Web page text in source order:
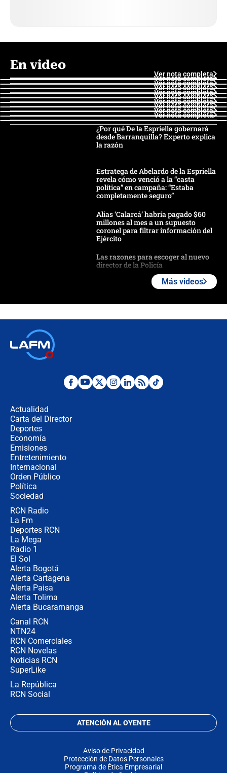
En video
Ver nota completa
Ver nota completa
Ver nota completa
Ver nota completa
Ver nota completa
Ver nota completa
Ver nota completa
Ver nota completa
Ver nota completa
Ver nota completa
¿Por qué De la Espriella gobernará
desde Barranquilla? Experto explica
la razón
Estratega de Abelardo de la Espriella
revela cómo venció a la “casta
política” en campaña: “Estaba
completamente seguro”
Alias ‘Calarcá’ habría pagado $60
millones al mes a un supuesto
coronel para filtrar información del
Ejército
Las razones para escoger al nuevo
director de la Policía
"No hubo fraude ni posibilidad de
Más videos
Actualidad
Carta del Director
Deportes
Economía
Emisiones
Entretenimiento
Internacional
Orden Público
Política
Sociedad
RCN Radio
La Fm
Deportes RCN
La Mega
Radio 1
El Sol
Alerta Bogotá
Alerta Cartagena
Alerta Paisa
Alerta Tolima
Alerta Bucaramanga
Canal RCN
NTN24
RCN Comerciales
RCN Novelas
Noticias RCN
SuperLike
La República
RCN Social
ATENCIÓN AL OYENTE
Aviso de Privacidad
Protección de Datos Personales
Programa de Ética Empresarial